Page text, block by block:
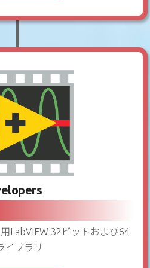
LabVIEW 32ビットおよび64
イブラリ